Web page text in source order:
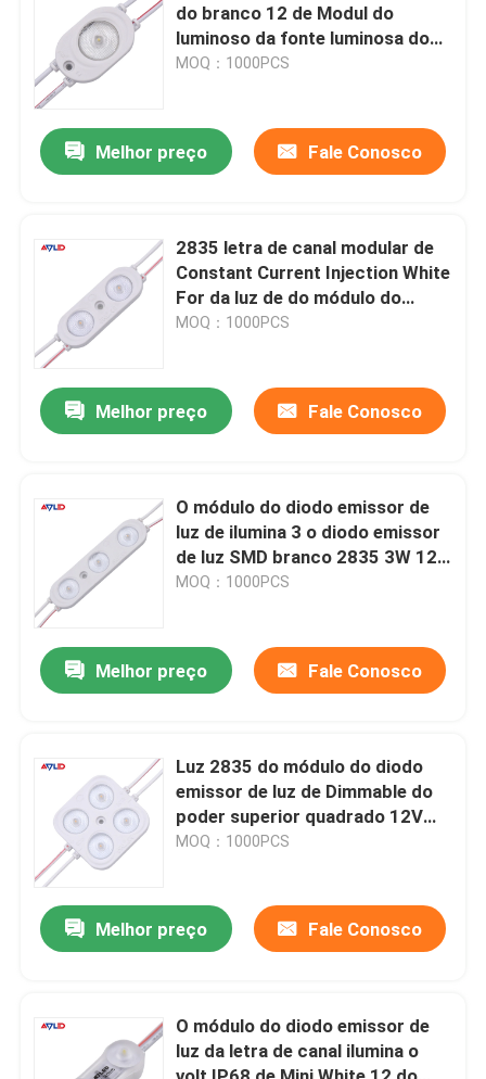
do branco 12 de Modul do
luminoso da fonte luminosa do
módulo do diodo emissor de luz
MOQ：1000PCS
Melhor preço Fale Conosco
2835 letra de canal modular de
Constant Current Injection White
For da luz de do módulo do
diodo emissor de luz de SMD
MOQ：1000PCS
Melhor preço Fale Conosco
O módulo do diodo emissor de
luz de ilumina 3 o diodo emissor
de luz SMD branco 2835 3W 12V
impermeável para sinais
MOQ：1000PCS
Melhor preço Fale Conosco
Luz 2835 do módulo do diodo
emissor de luz de Dimmable do
poder superior quadrado 12V
24V IP67 impermeável de 4
MOQ：1000PCS
Melhor preço Fale Conosco
O módulo do diodo emissor de
luz da letra de canal ilumina o